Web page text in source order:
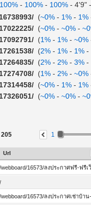
100% - 100% - 100% - 4'9"
(~0% - 1% - 1%
(~0% - ~0% -
(1% - 1% - ~0%
(2% - 1% - 1% -
(2% - 2% - 3% -
(1% - 2% - ~0%
(~0% - 1% - 1%
(~0% - ~0% -
17491601/
(1% - 1%
(56.99%
16573/
ลงประกาศเช่าบ้าน-สม
topic/(38% -45%-53%
205 1
Url
/webboard/16573/ลงประกาศฟรี-ฟรี
/
/webboard/16573/ลงประกาศเช่าบ้